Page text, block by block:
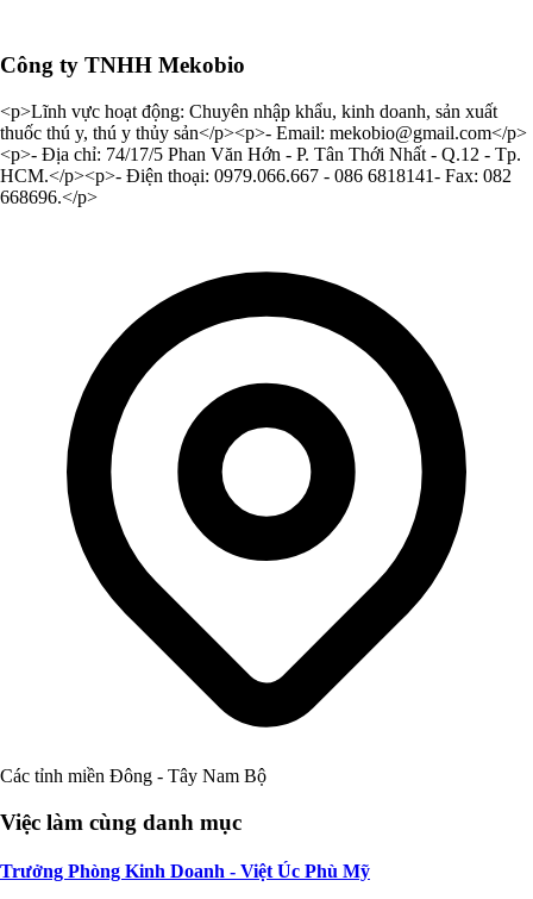
Công ty TNHH Mekobio
<p>Lĩnh vực hoạt động: Chuyên nhập khẩu, kinh doanh, sản xuất
thuốc thú y, thú y thủy sản</p><p>- Email: mekobio@gmail.com</p>
<p>- Địa chỉ: 74/17/5 Phan Văn Hớn - P. Tân Thới Nhất - Q.12 - Tp.
HCM.</p><p>- Điện thoại: 0979.066.667 - 086 6818141- Fax: 082
668696.</p>
Các tỉnh miền Đông - Tây Nam Bộ
Việc làm cùng danh mục
Trưởng Phòng Kinh Doanh - Việt Úc Phù Mỹ